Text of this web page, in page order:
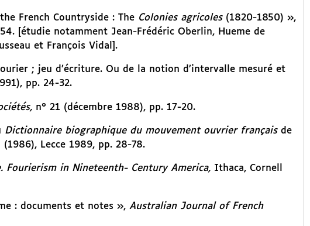
French Countryside : The Colonies agricoles(1820-1850) »,
[étudie notamment Jean-Frédéric Oberlin, Hueme de
et François Vidal].
; jeu d’écriture. Ou de la notion d’intervalle mesuré et
pp. 24-32.
n° 21 (décembre 1988), pp. 17-20.
Dictionnaire biographique du mouvement ouvrier françaisde
Lecce 1989, pp. 28-78.
Fourierism in Nineteenth- Century America,Ithaca, Cornell
: documents et notes », Australian Journal of French